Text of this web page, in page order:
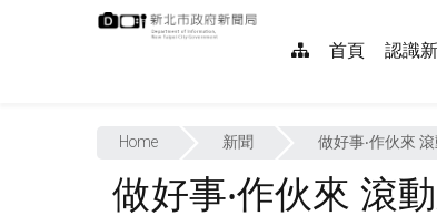
首頁 認識
Home 新聞 做好事‧作伙來
做好事‧作伙來 滾